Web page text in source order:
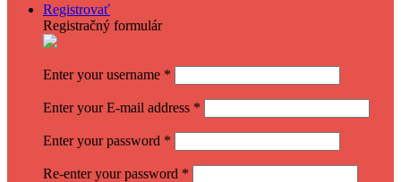
Registrovať
Registračný formulár
Enter your username *
Enter your E-mail address *
Enter your password *
Re-enter your password *